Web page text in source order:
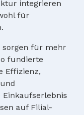
integrieren
für
sorgen für mehr
fundierte
Effizienz,
Einkaufserlebnis
auf Filial-